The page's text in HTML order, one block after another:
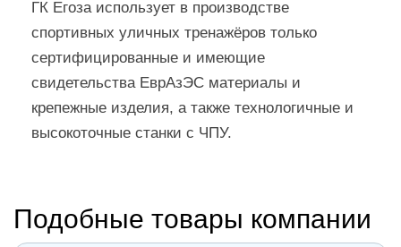
ГК Егоза использует в производстве
спортивных уличных тренажёров только
сертифицированные и имеющие
свидетельства ЕврАзЭС материалы и
крепежные изделия, а также технологичные и
высокоточные станки с ЧПУ.
Подобные товары компании